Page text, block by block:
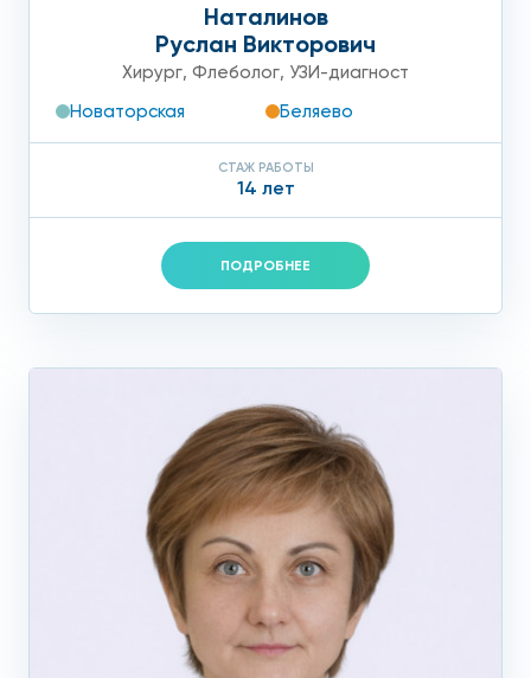
Наталинов
Руслан Викторович
Хирург, Флеболог, УЗИ-диагност
Новаторская
Беляево
СТАЖ РАБОТЫ
14 лет
ПОДРОБНЕЕ